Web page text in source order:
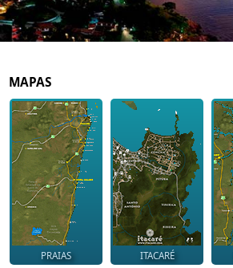
MAPAS
PRAIAS ITACARÉ